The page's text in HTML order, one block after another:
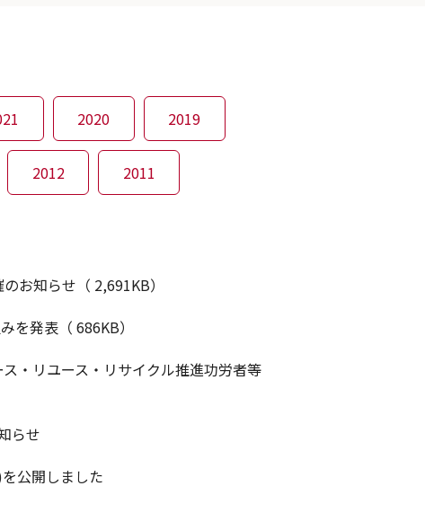
2020 2019
2012 2011
お知らせ（ 2,691KB）
を発表（ 686KB）
・リユース・リサイクル推進功労者等
らせ
公開しました